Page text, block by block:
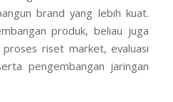
brand yang lebih kuat.
produk, beliau juga
riset market, evaluasi
pengembangan jaringan